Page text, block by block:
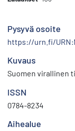
Pysyvä osoite
https://urn.fi/
Kuvaus
Suomen virallinen
ISSN
0784-8234
Aihealue